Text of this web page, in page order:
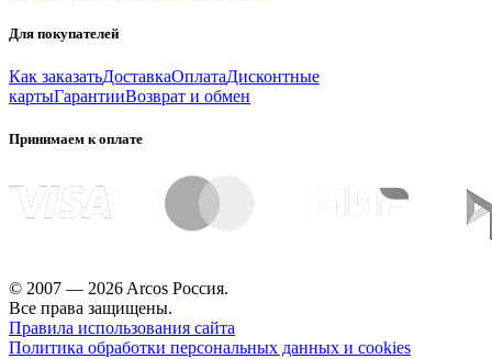
Для покупателей
Как заказатьДоставкаОплатаДисконтные
картыГарантииВозврат и обмен
Принимаем к оплате
© 2007 — 2026 Arcos Россия.
Все права защищены.
Правила использования сайта
Политика обработки персональных данных и cookies